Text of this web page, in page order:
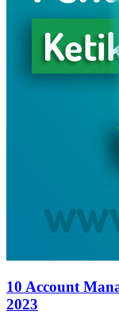
10 Account
2023